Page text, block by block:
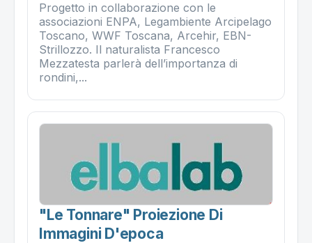
Progetto in collaborazione con le
associazioni ENPA, Legambiente Arcipelago
Toscano, WWF Toscana, Arcehir, EBN-
Strillozzo. Il naturalista Francesco
Mezzatesta parlerà dell’importanza di
rondini,...
"le Tonnare" Proiezione Di
Immagini D'epoca